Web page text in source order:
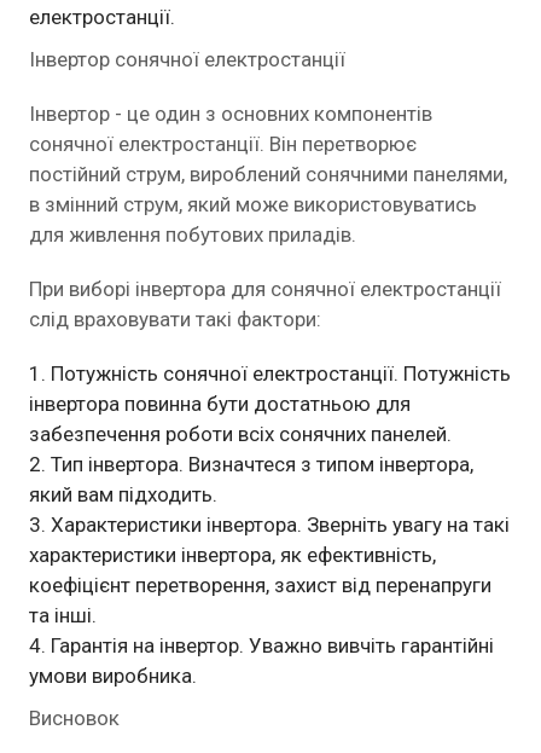
електростанції.
Інвертор сонячної електростанції
Інвертор - це один з основних компонентів
сонячної електростанції. Він перетворює
постійний струм, вироблений сонячними панелями,
в змінний струм, який може використовуватись
для живлення побутових приладів.
При виборі інвертора для сонячної електростанції
слід враховувати такі фактори:
Потужність сонячної електростанції. Потужність
інвертора повинна бути достатньою для
забезпечення роботи всіх сонячних панелей.
Тип інвертора. Визначтеся з типом інвертора,
який вам підходить.
Характеристики інвертора. Зверніть увагу на такі
характеристики інвертора, як ефективність,
коефіцієнт перетворення, захист від перенапруги
та інші.
Гарантія на інвертор. Уважно вивчіть гарантійні
умови виробника.
Висновок